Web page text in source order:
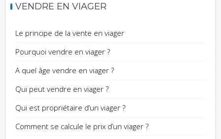
VENDRE EN VIAGER
Le principe de la vente en viager
Pourquoi vendre en viager ?
A quel âge vendre en viager ?
Qui peut vendre en viager ?
Qui est propriétaire d’un viager ?
Comment se calcule le prix d’un viager ?